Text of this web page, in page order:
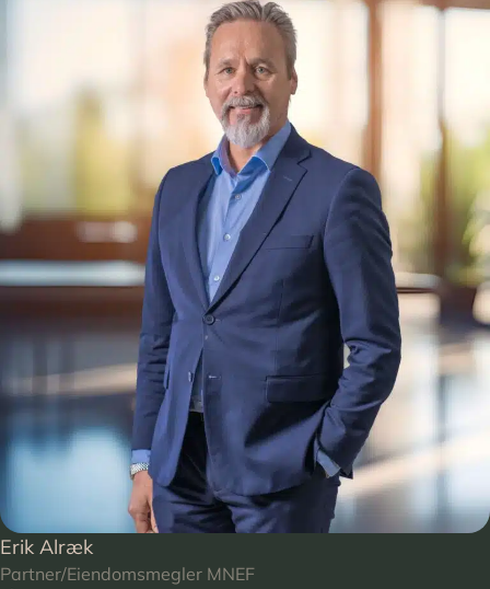
Erik Alræk
Partner/Eiendomsmegler MNEF